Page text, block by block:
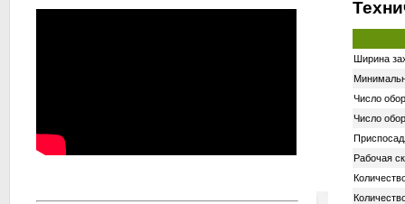
Ширина
Число
Число
Рабочая